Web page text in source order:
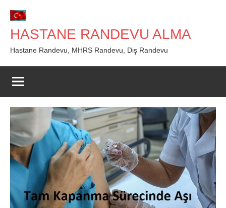
geç
HASTANE RANDEVU ALMA
Hastane Randevu, MHRS Randevu, Diş Randevu